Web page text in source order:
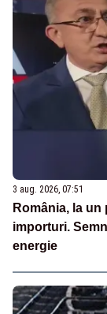
3 aug. 2026, 07:51
România, la
importuri.
energie